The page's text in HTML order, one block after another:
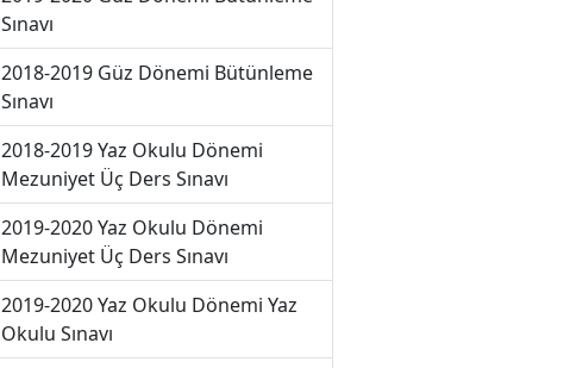
Sınavı
2018-2019 Güz Dönemi Bütünleme
Sınavı
2018-2019 Yaz Okulu Dönemi
Mezuniyet Üç Ders Sınavı
2019-2020 Yaz Okulu Dönemi
Mezuniyet Üç Ders Sınavı
2019-2020 Yaz Okulu Dönemi Yaz
Okulu Sınavı